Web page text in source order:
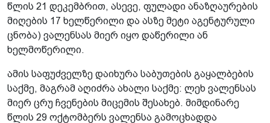
წლის 21 დეკემბრით, ასევე, ფულადი ანაზღაურების
მიღების 17 ხელწერილი და ასზე მეტი აგენტურული
ცნობა) ვალენსას მიერ იყო დაწერილი ან
ხელმოწერილი.
ამის საფუძველზე დაიხურა საბუთების გაყალბების
საქმე, მაგრამ აღიძრა ახალი საქმე: ლეხ ვალენსას
მიერ ცრუ ჩვენების მიცემის შესახებ. მიმდინარე
წლის 29 ოქტომბერს ვალენსა გამოცხადდა